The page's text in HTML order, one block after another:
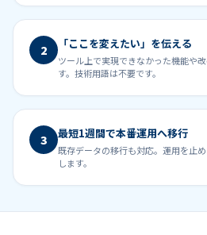
2 「ここを変えたい」を伝える
ツール上で実現できなかった機能や
す。技術用語は不要です。
3 最短1週間で本番運用へ移行
既存データの移行も対応。運用を止
します。